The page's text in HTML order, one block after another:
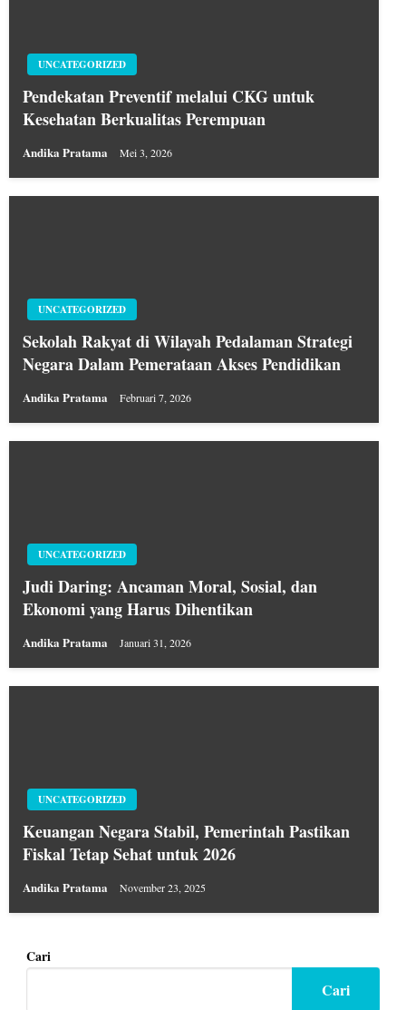
UNCATEGORIZED
Pendekatan Preventif melalui CKG untuk
Kesehatan Berkualitas Perempuan
Andika Pratama Mei 3, 2026
UNCATEGORIZED
Sekolah Rakyat di Wilayah Pedalaman Strategi
Negara Dalam Pemerataan Akses Pendidikan
Andika Pratama Februari 7, 2026
UNCATEGORIZED
Judi Daring: Ancaman Moral, Sosial, dan
Ekonomi yang Harus Dihentikan
Andika Pratama Januari 31, 2026
UNCATEGORIZED
Keuangan Negara Stabil, Pemerintah Pastikan
Fiskal Tetap Sehat untuk 2026
Andika Pratama November 23, 2025
Cari
Cari